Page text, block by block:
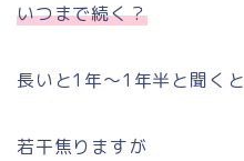
いつまで続く？
長いと1年〜1年半と聞くと
若干焦りますが